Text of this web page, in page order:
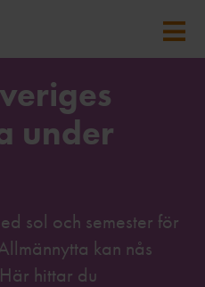
under
sol och semester för
kan nås
hittar du